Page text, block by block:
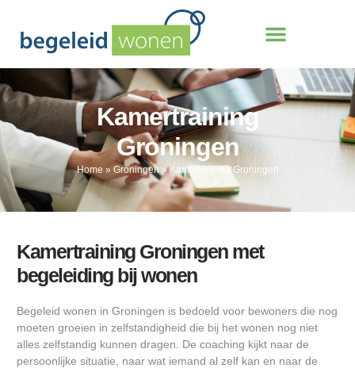
Kamertraining
Groningen
Home » Groningen»Kamertraining Groningen
Kamertraining Groningen met
begeleiding bij wonen
Begeleid wonen in Groningen is bedoeld voor bewoners die nog
moeten groeien in zelfstandigheid die bij het wonen nog niet
alles zelfstandig kunnen dragen. De coaching kijkt naar de
persoonlijke situatie, naar wat iemand al zelf kan en naar de